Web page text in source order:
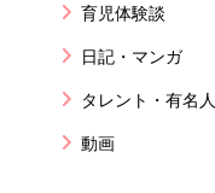
育児体験談
日記・マンガ
タレント・有名人
動画